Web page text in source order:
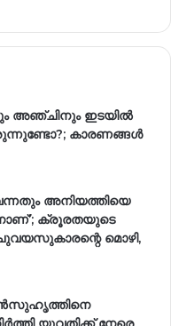
അഞ്ചിനും ഇടയിൽ
കാരണങ്ങള്‍
അനിയത്തിയെ
ക്രൂരതയുടെ
മൊഴി,